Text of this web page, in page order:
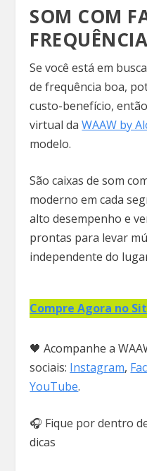
SOM COM
Se você está em
de frequência boa,
custo-benefício,
virtual daWAAW by
modelo.
São caixas de som
moderno em cada
alto desempenho e
prontas para levar
independente do
Compre Agora no
🖤 Acompanhe a
sociais: Instagram,
YouTube.
🎧 Fique por dentro
dicas